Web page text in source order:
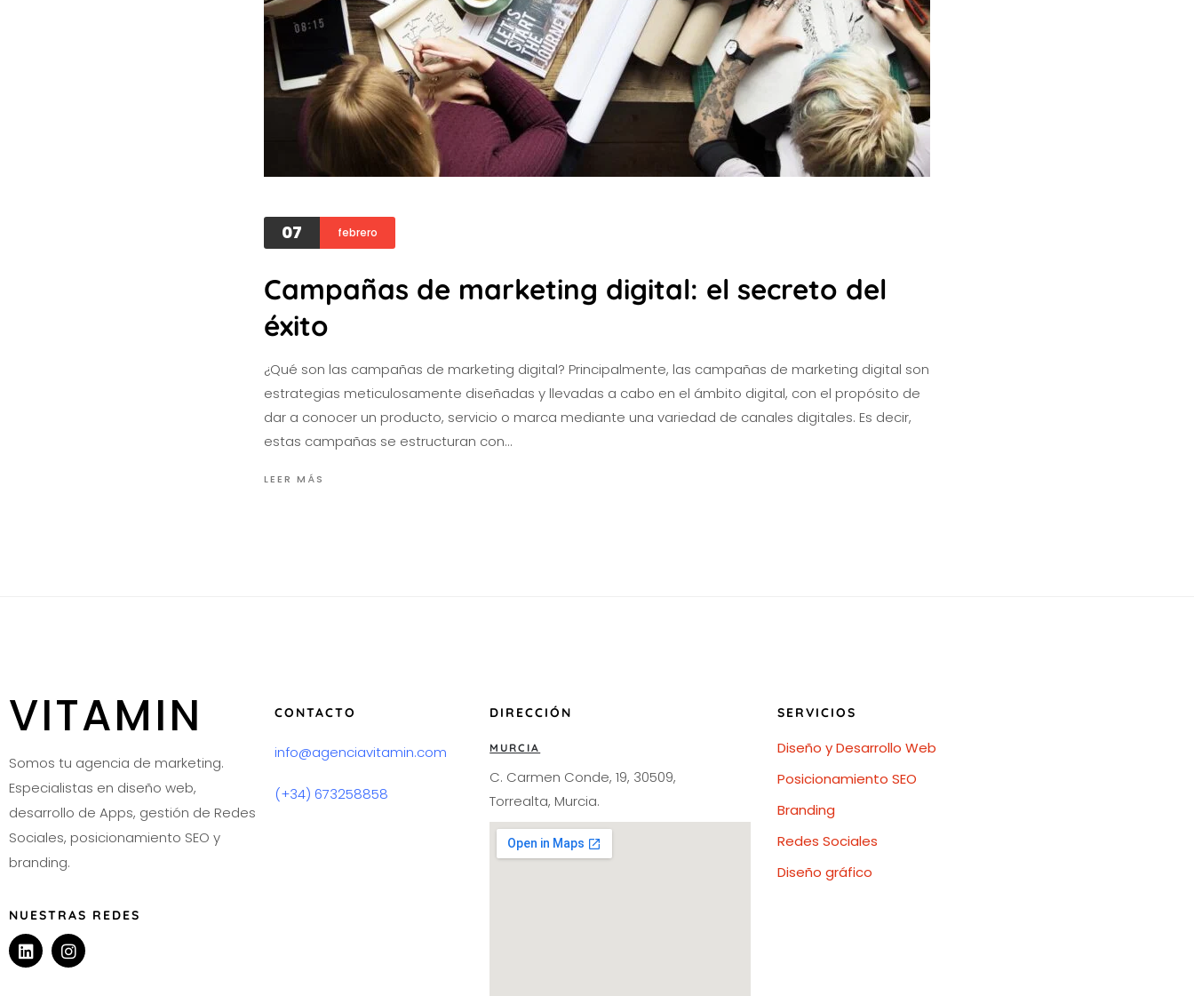
07 febrero
Campañas de marketing digital: el secreto del
éxito
¿Qué son las campañas de marketing digital? Principalmente, las campañas de marketing digital son
estrategias meticulosamente diseñadas y llevadas a cabo en el ámbito digital, con el propósito de
dar a conocer un producto, servicio o marca mediante una variedad de canales digitales. Es decir,
estas campañas se estructuran con…
LEER MÁS
VITAMIN
Somos tu agencia de marketing.
Especialistas en diseño web,
desarrollo de Apps, gestión de Redes
Sociales, posicionamiento SEO y
branding.
NUESTRAS REDES
CONTACTO
info@agenciavitamin.com
(+34) 673258858
DIRECCIÓN
MURCIA
C. Carmen Conde, 19, 30509,
Torrealta, Murcia.
SERVICIOS
Diseño y Desarrollo Web
Posicionamiento SEO
Branding
Redes Sociales
Diseño gráfico